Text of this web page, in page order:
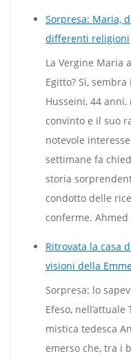
Sorpresa: Maria,
differenti religioni
La Vergine Maria
Egitto? Sì,
Husseini, 44
convinto e il suo
notevole
settimane fa
storia
condotto delle
conferme.
Ritrovata la casa
visioni della
Sorpresa: lo
Efeso,
mistica tedesca
emerso che, tra i